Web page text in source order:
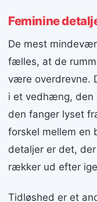
Feminine
De mest
fælles, at de
være overdrevne.
i et vedhæng, den
den fanger lyset
forskel mellem en
detaljer er det,
rækker ud efter
Tidløshed er et